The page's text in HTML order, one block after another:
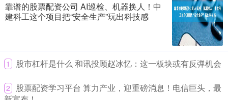
5月17日，HYROX全球健身跑在上海用8个项目与8公里交替跑，榨干
了上万名选手最后一丝体力。但冲过终点线后51配资查询
配资带你炒股 北京链家落地67个“小区开放日” 看房量提升2.6倍
联华证券炒股 2026-08-03
7月25日配资带你炒股，周末的回龙观和谐家园小区比往常热闹不
少。十余组看房人在经纪人带领下分批走进小区，看完在售房源后，
靠谱的股票配资公司 AI巡检、机器换人！中
建科工这个项目把“安全生产”玩出科技感
1 ​股市杠杆是什么 和讯投顾赵冰忆：这一板块或有反弹机会
2
​股票配资学习平台 算力产业，迎重磅消息！电信巨头，最